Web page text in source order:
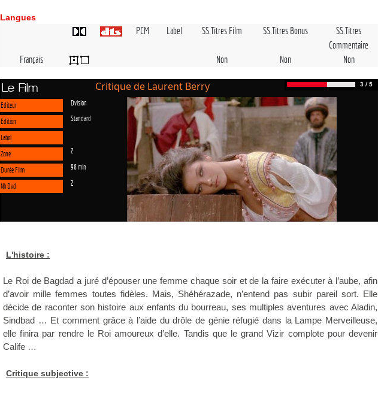
Langues
PCM Label SS.Titres Film SS.Titres Bonus
SS.Titres
Commentaire
Français
Non Non Non
Le Film Critique de Laurent Berry
Editeur Dvision
Edition Standard
Label
Zone
2
Durée Film 98 min
Nb Dvd 2
L'histoire :
Le Roi de Bagdad a juré d’épouser une femme chaque soir et de la faire exécuter à l’aube, afin
d’avoir mille femmes toutes fidèles. Mais, Shéhérazade, n’entend pas subir pareil sort. Elle
décide de raconter son histoire aux enfants du bourreau, ses multiples aventures avec Aladin,
Sindbad … Et comment grâce à l’aide du drôle de génie réfugié dans la Lampe Merveilleuse,
elle finira par rendre le Roi amoureux d’elle. Tandis que le grand Vizir complote pour devenir
Calife …
Critique subjective :